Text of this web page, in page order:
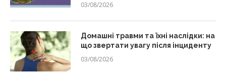
03/08/2026
Домашні травми та їхні наслідки: на
що звертати увагу після інциденту
03/08/2026